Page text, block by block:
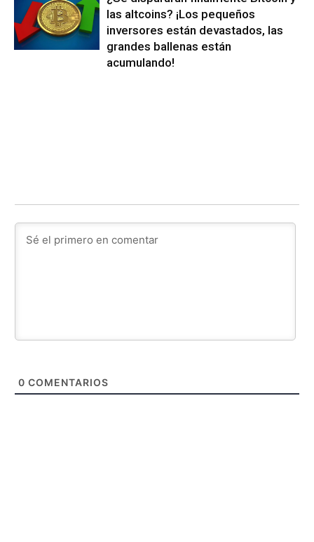
las altcoins? ¡Los pequeños
inversores están devastados, las
grandes ballenas están
acumulando!
0 COMENTARIOS